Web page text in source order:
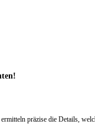
präzise die Details,